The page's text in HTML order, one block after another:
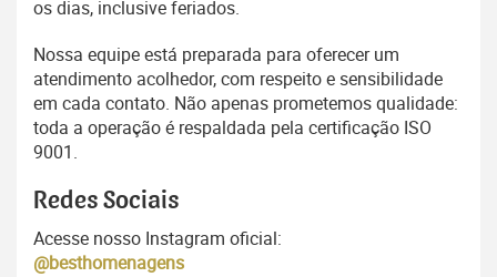
os dias, inclusive feriados.
Nossa equipe está preparada para oferecer um
atendimento acolhedor, com respeito e sensibilidade
em cada contato. Não apenas prometemos qualidade:
toda a operação é respaldada pela certificação ISO
9001.
Redes Sociais
Acesse nosso Instagram oficial:
@besthomenagens